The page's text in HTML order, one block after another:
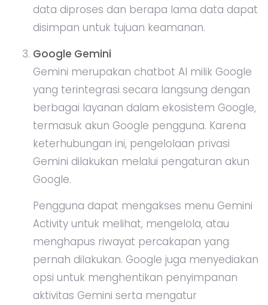
data diproses dan berapa lama data dapat
disimpan untuk tujuan keamanan.
Google Gemini
Gemini merupakan chatbot AI milik Google
yang terintegrasi secara langsung dengan
berbagai layanan dalam ekosistem Google,
termasuk akun Google pengguna. Karena
keterhubungan ini, pengelolaan privasi
Gemini dilakukan melalui pengaturan akun
Google.
Pengguna dapat mengakses menu Gemini
Activity untuk melihat, mengelola, atau
menghapus riwayat percakapan yang
pernah dilakukan. Google juga menyediakan
opsi untuk menghentikan penyimpanan
aktivitas Gemini serta mengatur